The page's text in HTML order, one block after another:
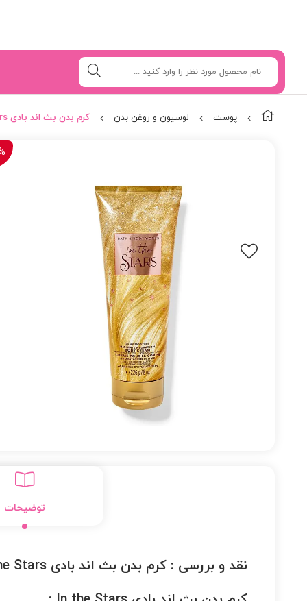
پوست لوسیون و روغن بدن کرم بدن بث اند بادی In the Stars
توضیحات
نقد و بررسی : کرم بدن بث اند بادی In the Stars